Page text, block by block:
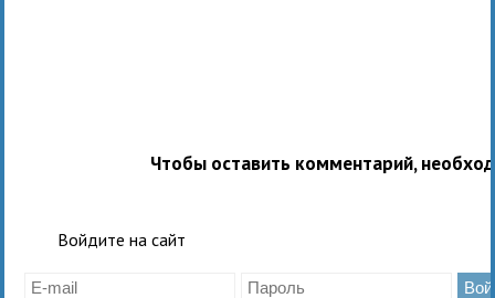
Чтобы оставить комментарий,
Войдите на сайт